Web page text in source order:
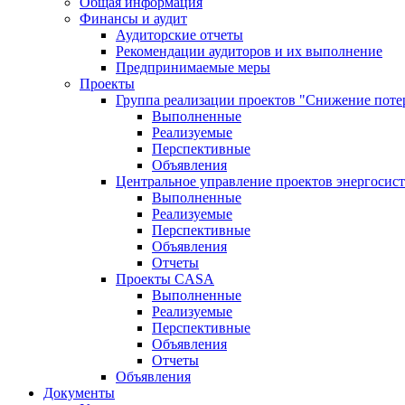
Финансы и аудит
Аудиторские отчеты
Рекомендации аудиторов и их выполнение
Предпринимаемые меры
Проекты
Группа реализации проектов "Снижение
Выполненные
Реализуемые
Перспективные
Объявления
Центральное управление проектов
Выполненные
Реализуемые
Перспективные
Объявления
Отчеты
Проекты CASA
Выполненные
Реализуемые
Перспективные
Объявления
Отчеты
Объявления
Документы